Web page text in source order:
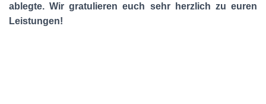
ablegte. Wir gratulieren euch sehr herzlich zu euren
Leistungen!